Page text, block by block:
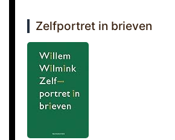
Zelfportret in brieven